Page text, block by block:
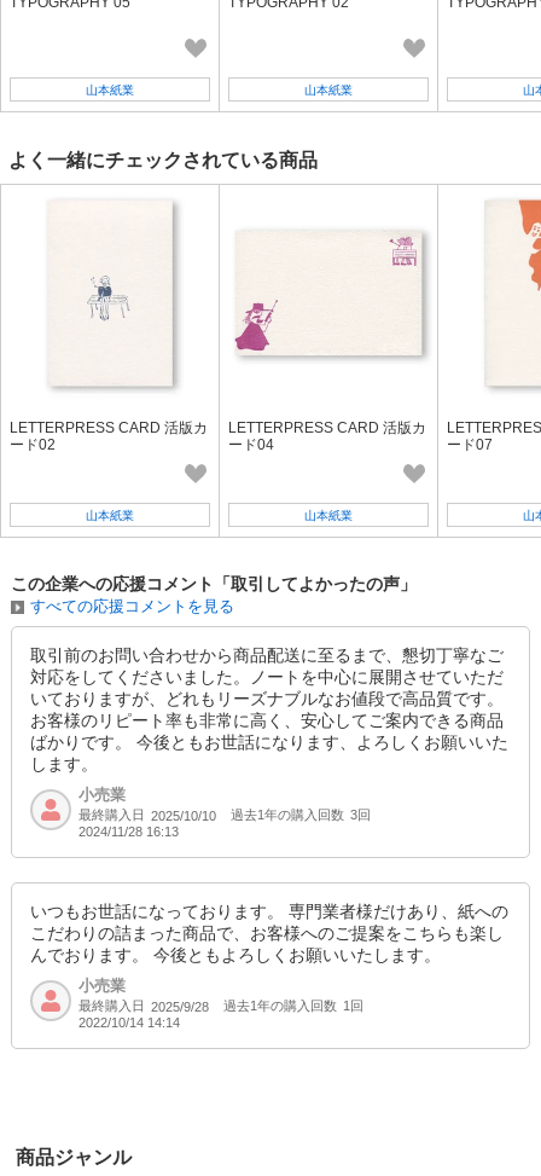
山本紙業 山本紙業 山
よく一緒にチェックされている商品
LETTERPRESS CARD 活版カ
ード02
山本紙業
LETTERPRESS CARD 活版カ
ード04
山本紙業
ード07
山
この企業への応援コメント「取引してよかったの声」
すべての応援コメントを見る
取引前のお問い合わせから商品配送に至るまで、懇切丁寧なご
対応をしてくださいました。ノートを中心に展開させていただ
いておりますが、どれもリーズナブルなお値段で高品質です。
お客様のリピート率も非常に高く、安心してご案内できる商品
ばかりです。 今後ともお世話になります、よろしくお願いいた
します。
小売業
最終購入日 2025/10/10 過去1年の購入回数 3回
2024/11/28 16:13
いつもお世話になっております。 専門業者様だけあり、紙への
こだわりの詰まった商品で、お客様へのご提案をこちらも楽し
んでおります。 今後ともよろしくお願いいたします。
小売業
最終購入日 2025/9/28 過去1年の購入回数 1回
2022/10/14 14:14
商品ジャンル